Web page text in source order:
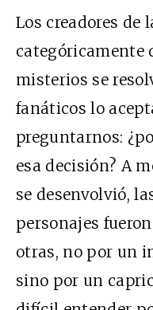
Los creadores de
categóricamente
misterios se
fanáticos lo
preguntarnos:
esa decisión? A
se desenvolvió,
personajes
otras, no por un
sino por un